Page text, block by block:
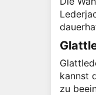
kannst
zu